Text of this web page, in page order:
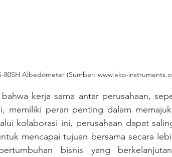
80SH Albedometer (Sumber: www.eko-
memiliki peran penting dalam
kolaborasi ini, perusahaan dapat
mencapai tujuan bersama secara
bisnis yang